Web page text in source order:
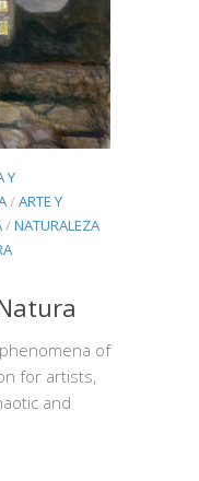
Y
/ARTE Y
/NATURALEZA
of
for artists,
and